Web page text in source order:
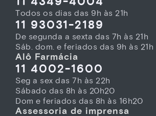
Todos os dias das 9h às 21h
11 93031-2189
De segunda a sexta das 7h às 21h
Sáb. dom. e feriados das 9h às 21h
Alô Farmácia
11 4002-1600
Seg a sex das 7h às 22h
Sábado das 8h às 20h20
Dom e feriados das 8h às 16h20
Assessoria de imprensa